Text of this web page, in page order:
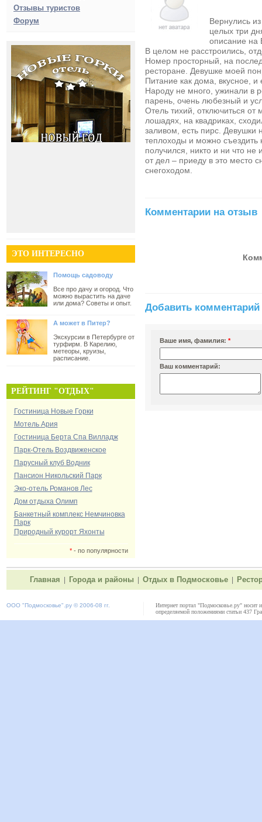
Отзывы туристов
Форум
ЭТО ИНТЕРЕСНО
Помощь садоводу
Все про дачу и огород. Что
можно вырастить на даче
или дома? Советы и опыт.
А может в Питер?
Экскурсии в Петербурге от
турфирм. В Карелию,
метеоры, круизы,
расписание.
РЕЙТИНГ "ОТДЫХ"
Гостиница Новые Горки
Мотель Ария
Гостиница Берта Спа Вилладж
Парк-Отель Воздвиженское
Парусный клуб Водник
Пансион Никольский Парк
Эко-отель Романов Лес
Дом отдыха Олимп
Банкетный комплекс Немчиновка
Парк
Природный курорт Яхонты
*- по популярности
Вернулись
целых три
описание на
В целом не расстроились,
Номер просторный, на
ресторане. Девушке моей
Питание как дома, вкусное,
Народу не много, ужинали в
парень, очень любезный и
Отель тихий, отключиться от
лошадях, на квадриках,
заливом, есть пирс. Девушки
теплоходы и можно съездить
получился, никто и ни что не
от дел – приеду в это место
снегоходом.
Комментарии на отзыв
Добавить
Ваше имя, фамилия: *
Ваш комментарий:
Главная Города и районы Отдых в Подмосковье
ООО "Подмосковье" .ру © 2006-08 гг.
Интернет портал "Подмосковье.ру" носит
определяемой положениями статьи 437